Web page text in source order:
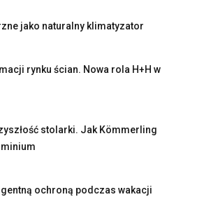
jako naturalny klimatyzator
rynku ścian. Nowa rola H+H w
stolarki. Jak Kömmerling
ochroną podczas wakacji